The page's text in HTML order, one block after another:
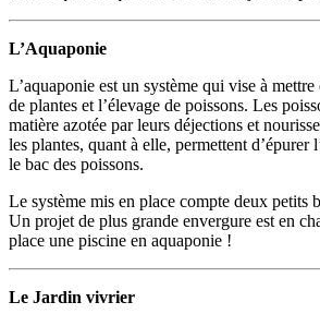
L’Aquaponie
L’aquaponie est un système qui vise à
de plantes et l’élevage de poissons. Les
matière azotée par leurs déjections et
les plantes, quant à elle, permettent d’épurer
le bac des poissons.
Le système mis en place compte deux petits
Un projet de plus grande envergure est en
place une piscine en aquaponie !
Le Jardin vivrier